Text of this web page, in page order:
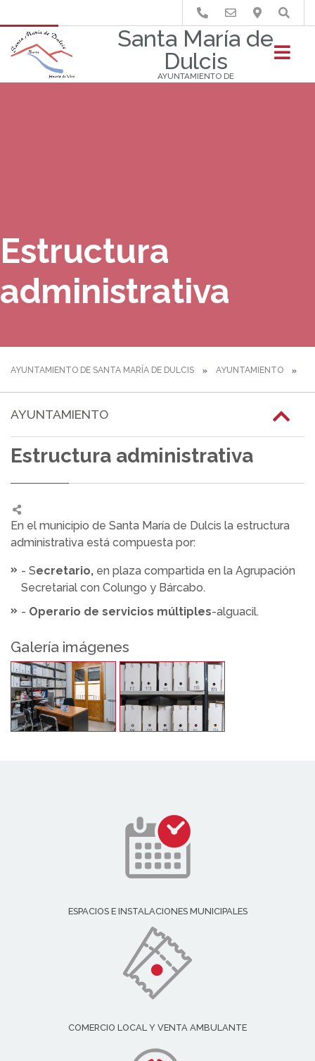
Santa María de
Dulcis
AYUNTAMIENTO DE
Buscar
Estructura
administrativa
AYUNTAMIENTO DE SANTA MARÍA DE DULCIS AYUNTAMIENTO
AYUNTAMIENTO
Estructura administrativa
En el municipio de Santa María de Dulcis la estructura
administrativa está compuesta por:
- Secretario, en plaza compartida en la Agrupación
Secretarial con Colungo y Bárcabo.
- Operario de servicios múltiples-alguacil.
Galería imágenes
ESPACIOS E INSTALACIONES MUNICIPALES
COMERCIO LOCAL Y VENTA AMBULANTE